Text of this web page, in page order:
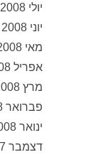
יולי 2008
יוני 2008
מאי 2008
אפריל 2008
מרץ 2008
פברואר 2008
ינואר 2008
דצמבר 2007